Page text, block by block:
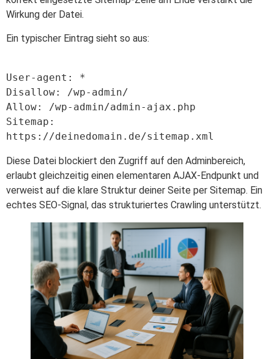
Wirkung der Datei.
Ein typischer Eintrag sieht so aus:
User-agent: *
Disallow: /wp-admin/
Allow: /wp-admin/admin-ajax.php
Sitemap:
Diese Datei blockiert den Zugriff auf den Adminbereich,
erlaubt gleichzeitig einen elementaren AJAX-Endpunkt und
verweist auf die klare Struktur deiner Seite per Sitemap. Ein
echtes SEO-Signal, das strukturiertes Crawling unterstützt.